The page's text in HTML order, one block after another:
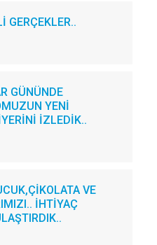
GERÇEKLER..
GÜNÜNDE
YENİ
İZLEDİK..
VE
İHTİYAÇ